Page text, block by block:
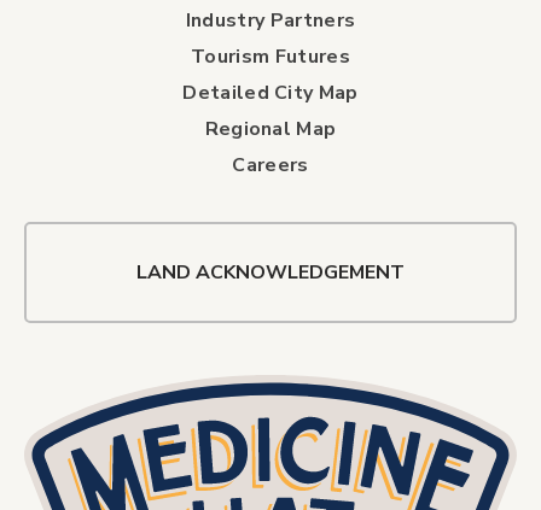
Industry Partners
Tourism Futures
Detailed City Map
Regional Map
Careers
LAND ACKNOWLEDGEMENT